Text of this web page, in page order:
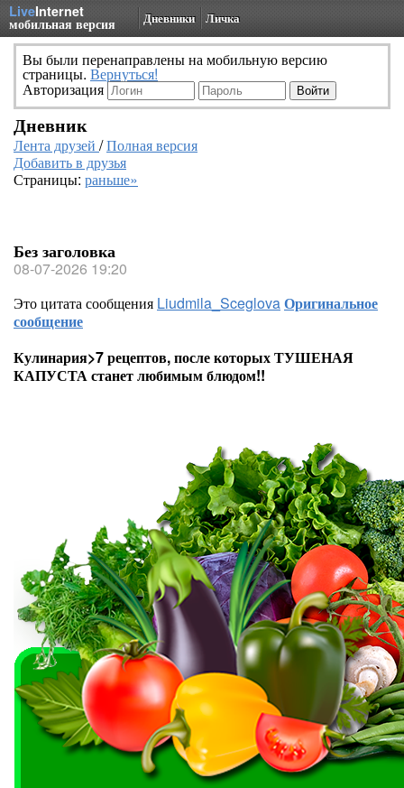
LiveInternet
мобильная версия Дневники Личка
Вы были перенаправлены на мобильную версию
страницы. Вернуться!
Авторизация
Дневник
Лента друзей /Полная версия
Добавить в друзья
Страницы: раньше»
Без заголовка
08-07-2026 19:20
Это цитата сообщения Liudmila_SceglovaОригинальное
сообщение
Кулинария>7 рецептов, после которых ТУШЕНАЯ
КАПУСТА станет любимым блюдом!!